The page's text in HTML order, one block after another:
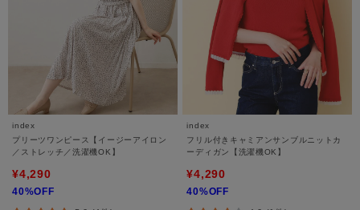
index
プリーツワンピース【イージーアイロン
／ストレッチ／洗濯機OK】
¥4,290
40%OFF
index
フリル付きキャミアンサンブルニットカ
ーディガン【洗濯機OK】
¥4,290
40%OFF